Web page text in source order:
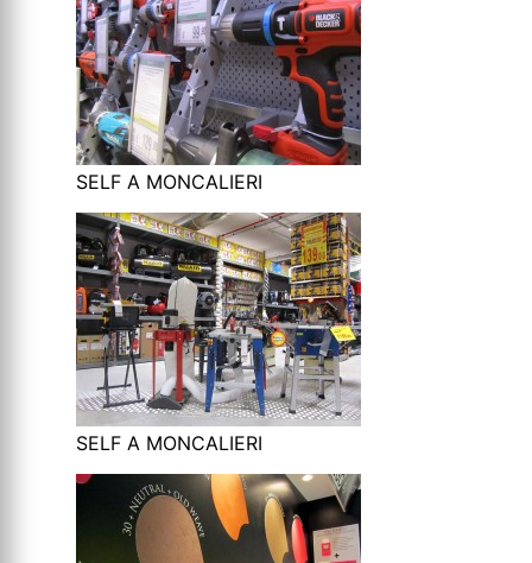
SELF A MONCALIERI
SELF A MONCALIERI